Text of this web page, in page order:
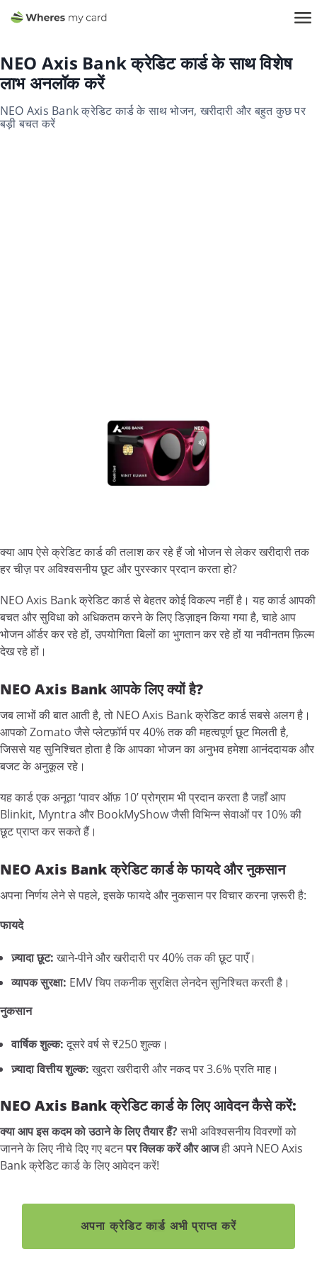
NEO Axis Bank क्रेडिट कार्ड के साथ विशेष
लाभ अनलॉक करें
NEO Axis Bank क्रेडिट कार्ड के साथ भोजन, खरीदारी और बहुत कुछ पर
बड़ी बचत करें
क्या आप ऐसे क्रेडिट कार्ड की तलाश कर रहे हैं जो भोजन से लेकर खरीदारी तक
हर चीज़ पर अविश्वसनीय छूट और पुरस्कार प्रदान करता हो?
NEO Axis Bank क्रेडिट कार्ड से बेहतर कोई विकल्प नहीं है। यह कार्ड आपकी
बचत और सुविधा को अधिकतम करने के लिए डिज़ाइन किया गया है, चाहे आप
भोजन ऑर्डर कर रहे हों, उपयोगिता बिलों का भुगतान कर रहे हों या नवीनतम फ़िल्म
देख रहे हों।
NEO Axis Bank आपके लिए क्यों है?
जब लाभों की बात आती है, तो NEO Axis Bank क्रेडिट कार्ड सबसे अलग है।
आपको Zomato जैसे प्लेटफ़ॉर्म पर 40% तक की महत्वपूर्ण छूट मिलती है,
जिससे यह सुनिश्चित होता है कि आपका भोजन का अनुभव हमेशा आनंददायक और
बजट के अनुकूल रहे।
यह कार्ड एक अनूठा ‘पावर ऑफ़ 10’ प्रोग्राम भी प्रदान करता है जहाँ आप
Blinkit, Myntra और BookMyShow जैसी विभिन्न सेवाओं पर 10% की
छूट प्राप्त कर सकते हैं।
NEO Axis Bank क्रेडिट कार्ड के फायदे और नुकसान
अपना निर्णय लेने से पहले, इसके फायदे और नुकसान पर विचार करना ज़रूरी है:
फायदे
ज़्यादा छूट: खाने-पीने और खरीदारी पर 40% तक की छूट पाएँ।
व्यापक सुरक्षा: EMV चिप तकनीक सुरक्षित लेनदेन सुनिश्चित करती है।
नुकसान
वार्षिक शुल्क: दूसरे वर्ष से ₹250 शुल्क।
ज़्यादा वित्तीय शुल्क: खुदरा खरीदारी और नकद पर 3.6% प्रति माह।
NEO Axis Bank क्रेडिट कार्ड के लिए आवेदन कैसे करें:
क्या आप इस कदम को उठाने के लिए तैयार हैं?सभी अविश्वसनीय विवरणों को
जानने के लिए नीचे दिए गए बटनपर क्लिक करें और आजही अपने NEO Axis
Bank क्रेडिट कार्ड के लिए आवेदन करें!
अपना क्रेडिट कार्ड अभी प्राप्त करें